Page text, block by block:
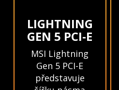
LIGHTNING
GEN 5 PCI-E
MSI Lightning
Gen 5 PCI-E
představuje